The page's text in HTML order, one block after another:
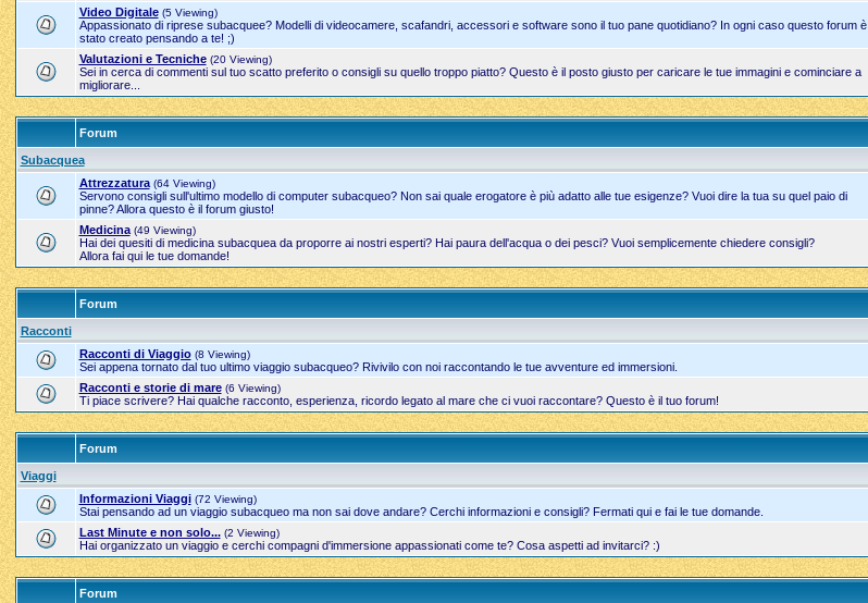
Video Digitale (5 Viewing)
Appassionato di riprese subacquee? Modelli di videocamere, scafandri, accessori e software sono il tuo pane quotidiano? In ogni caso questo forum è
stato creato pensando a te! ;)
Valutazioni e Tecniche (20 Viewing)
Sei in cerca di commenti sul tuo scatto preferito o consigli su quello troppo piatto? Questo è il posto giusto per caricare le tue immagini e cominciare a
migliorare...
Forum
Subacquea
Attrezzatura (64 Viewing)
Servono consigli sull'ultimo modello di computer subacqueo? Non sai quale erogatore è più adatto alle tue esigenze? Vuoi dire la tua su quel paio di
pinne? Allora questo è il forum giusto!
Medicina (49 Viewing)
Hai dei quesiti di medicina subacquea da proporre ai nostri esperti? Hai paura dell'acqua o dei pesci? Vuoi semplicemente chiedere consigli?
Allora fai qui le tue domande!
Forum
Racconti
Racconti di Viaggio (8 Viewing)
Sei appena tornato dal tuo ultimo viaggio subacqueo? Rivivilo con noi raccontando le tue avventure ed immersioni.
Racconti e storie di mare (6 Viewing)
Ti piace scrivere? Hai qualche racconto, esperienza, ricordo legato al mare che ci vuoi raccontare? Questo è il tuo forum!
Forum
Viaggi
Informazioni Viaggi (72 Viewing)
Stai pensando ad un viaggio subacqueo ma non sai dove andare? Cerchi informazioni e consigli? Fermati qui e fai le tue domande.
Last Minute e non solo... (2 Viewing)
Hai organizzato un viaggio e cerchi compagni d'immersione appassionati come te? Cosa aspetti ad invitarci? :)
Forum